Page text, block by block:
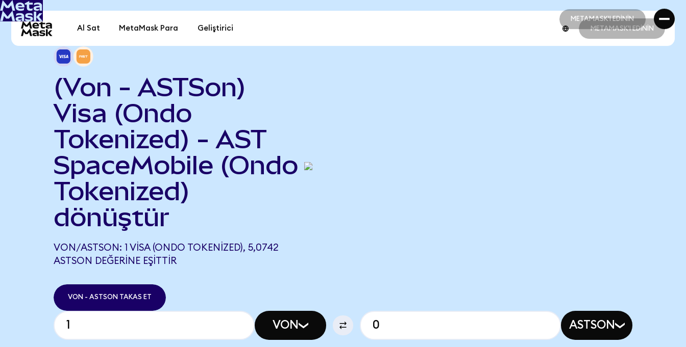
METAMASK'I EDİNİN
METAMASK'I EDİNİN
Al Sat MetaMask Para Geliştirici METAMASK'I EDİNİN
(Von - ASTSon)
Visa (Ondo
Tokenized) - AST
SpaceMobile (Ondo
Tokenized)
dönüştür
VON/ASTSON: 1 VISA (ONDO TOKENIZED), 5,0742
ASTSON DEĞERINE EŞITTIR
VON - ASTSON TAKAS ET
VON ASTSON